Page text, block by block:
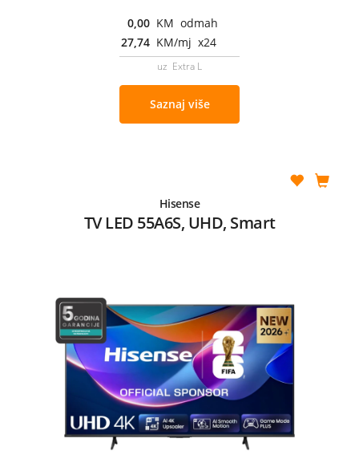
0,00 KM odmah
27,74 KM/mj x24
uz Extra L
Saznaj više
Hisense
TV LED 55A6S, UHD, Smart